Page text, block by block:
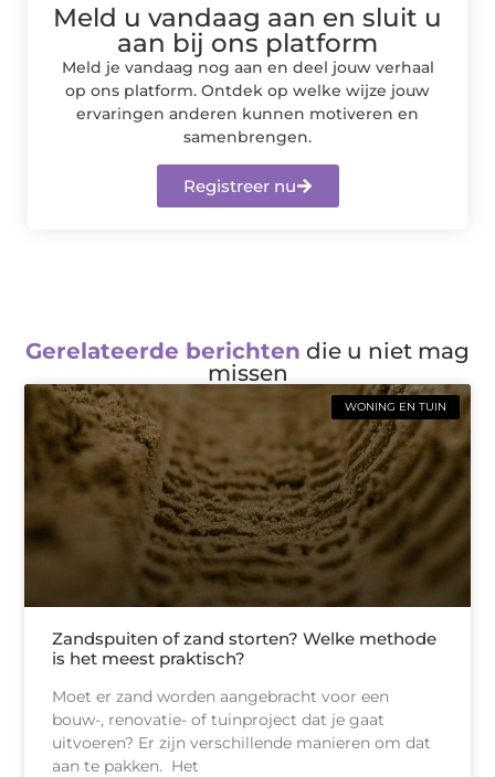
Meld u vandaag aan en sluit u
aan bij ons platform
Meld je vandaag nog aan en deel jouw verhaal
op ons platform. Ontdek op welke wijze jouw
ervaringen anderen kunnen motiveren en
samenbrengen.
Registreer nu
Gerelateerde berichten die u niet mag
missen
WONING EN TUIN
Zandspuiten of zand storten? Welke methode
is het meest praktisch?
Moet er zand worden aangebracht voor een
bouw-, renovatie- of tuinproject dat je gaat
uitvoeren? Er zijn verschillende manieren om dat
aan te pakken. Het